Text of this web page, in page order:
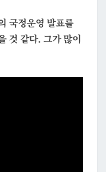
국정운영 발표를
것 같다. 그가 많이